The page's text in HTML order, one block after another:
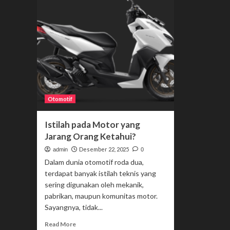
Otomotif
Istilah pada Motor yang
Jarang Orang Ketahui?
admin Desember 22, 2025 0
Dalam dunia otomotif roda dua,
terdapat banyak istilah teknis yang
sering digunakan oleh mekanik,
pabrikan, maupun komunitas motor.
Sayangnya, tidak...
Read MoreRead